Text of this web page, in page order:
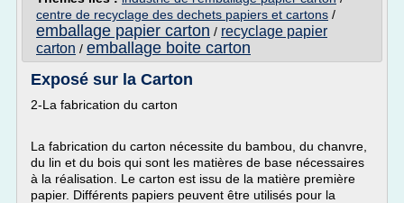
centre de recyclage des dechets papiers et cartons /
emballage papier carton / recyclage papier
carton / emballage boite carton
Exposé sur la Carton
2-La fabrication du carton
La fabrication du carton nécessite du bambou, du chanvre,
du lin et du bois qui sont les matières de base nécessaires
à la réalisation. Le carton est issu de la matière première
papier. Différents papiers peuvent être utilisés pour la